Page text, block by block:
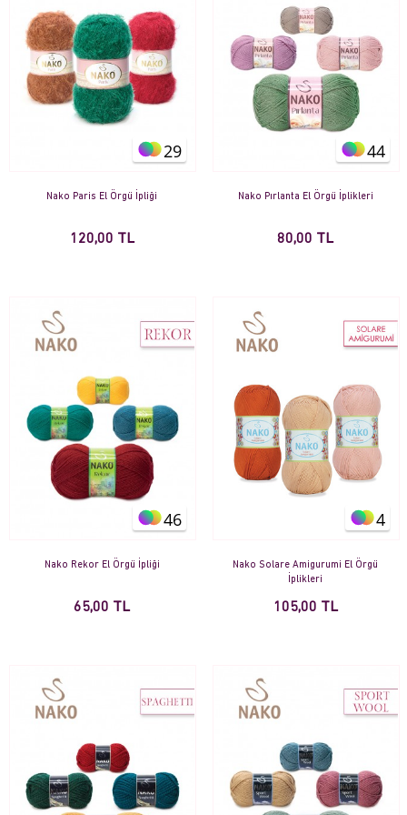
29
Nako Paris El Örgü İpliği
120,00 TL
44
Nako Pırlanta El Örgü İplikleri
80,00 TL
46
Nako Rekor El Örgü İpliği
65,00 TL
4
Nako Solare Amigurumi El Örgü
İplikleri
105,00 TL